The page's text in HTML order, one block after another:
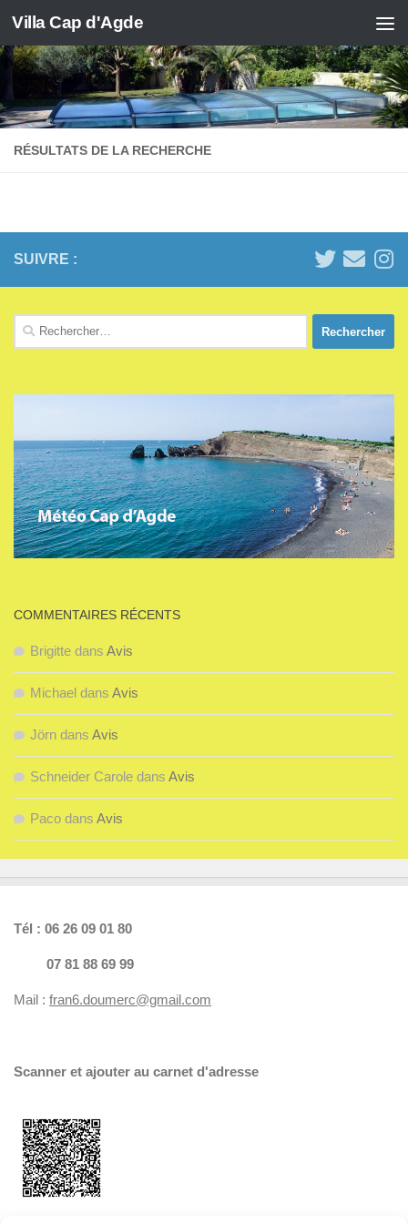
Skip to content
Villa Cap d'Agde
RÉSULTATS DE LA RECHERCHE
SUIVRE :
Rechercher :
COMMENTAIRES RÉCENTS
Brigitte dans Avis
Michael dans Avis
Jörn dans Avis
Schneider Carole dans Avis
Paco dans Avis
Tél : 06 26 09 01 80
07 81 88 69 99
Mail : fran6.doumerc@gmail.com
Scanner et ajouter au carnet d'adresse